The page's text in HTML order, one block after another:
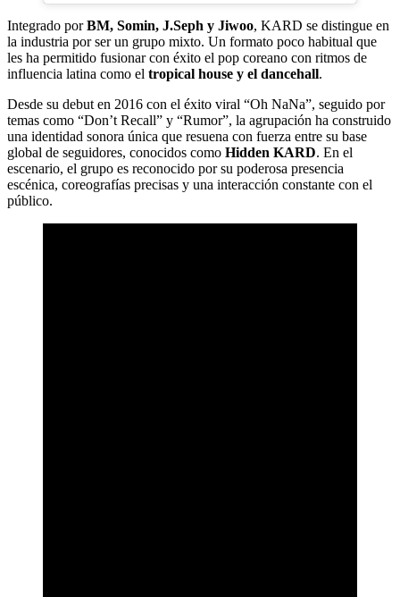
Integrado porBM, Somin, J.Seph y Jiwoo, KARD se distingue en
la industria por ser un grupo mixto. Un formato poco habitual que
les ha permitido fusionar con éxito el pop coreano con ritmos de
influencia latina como el tropical house y el dancehall.
Desde su debut en 2016 con el éxito viral “Oh NaNa”, seguido por
temas como “Don’t Recall” y “Rumor”, la agrupación ha construido
una identidad sonora única que resuena con fuerza entre su base
global de seguidores, conocidos como Hidden KARD. En el
escenario, el grupo es reconocido por su poderosa presencia
escénica, coreografías precisas y una interacción constante con el
público.